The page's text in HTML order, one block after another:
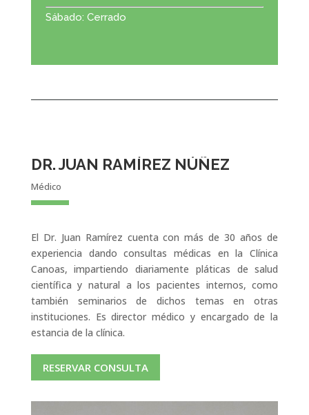
Sábado: Cerrado
DR. JUAN RAMÍREZ NÚÑEZ
Médico
El Dr. Juan Ramírez cuenta con más de 30 años de
experiencia dando consultas médicas en la Clínica
Canoas, impartiendo diariamente pláticas de salud
científica y natural a los pacientes internos, como
también seminarios de dichos temas en otras
instituciones. Es director médico y encargado de la
estancia de la clínica.
RESERVAR CONSULTA